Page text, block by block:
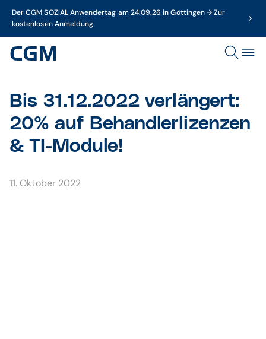
Der CGM SOZIAL Anwendertag am 24.09.26 in Göttingen → Zur
kostenlosen Anmeldung
Bis 31.12.2022 verlängert:
20% auf Behandlerlizenzen
& TI-Module!
11. Oktober 2022